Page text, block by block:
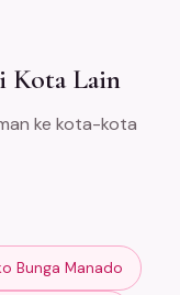
Kota Lain
ke kota-kota
Bunga Manado